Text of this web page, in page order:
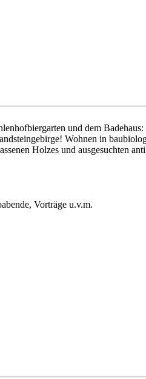
und dem
Wohnen in
Holzes und ausgesuchten
Vorträge u.v.m.